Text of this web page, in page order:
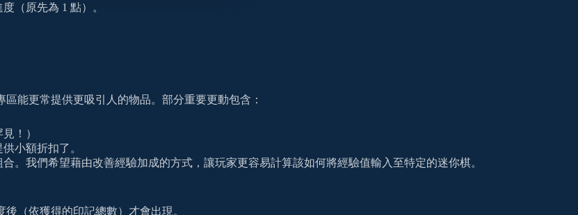
（原先為 1 點）。
能更常提供更吸引人的物品。部分重要更動包含：
！）
小額折扣了。
。我們希望藉由改善經驗加成的方式，讓玩家更容易計算該如何將經驗值輸入至特定的迷你棋。
（依獲得的印記總數）才會出現。